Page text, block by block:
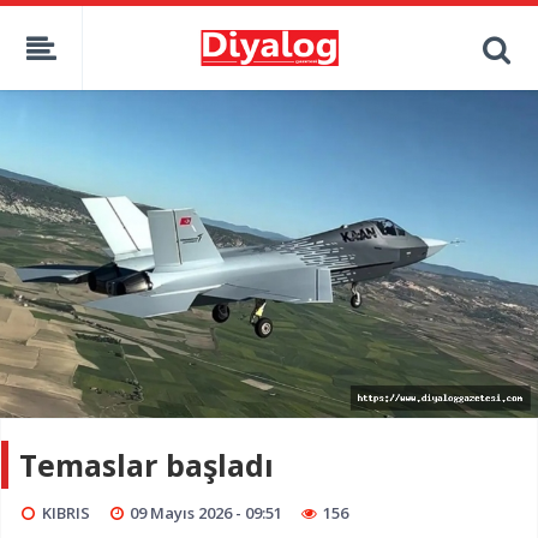
Temaslar başladı
KIBRIS 09 Mayıs 2026 - 09:51 156